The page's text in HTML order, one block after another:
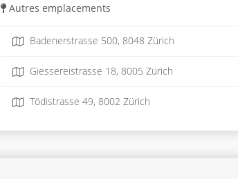
Autres emplacements
Badenerstrasse 500, 8048 Zürich
Giessereistrasse 18, 8005 Zürich
Tödistrasse 49, 8002 Zürich